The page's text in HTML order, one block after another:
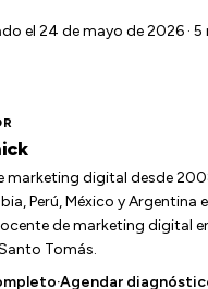
el 24 de mayo de 2026 · 5
marketing digital desde
Perú, México y Argentina
de marketing digital
Tomás.
·Agendar